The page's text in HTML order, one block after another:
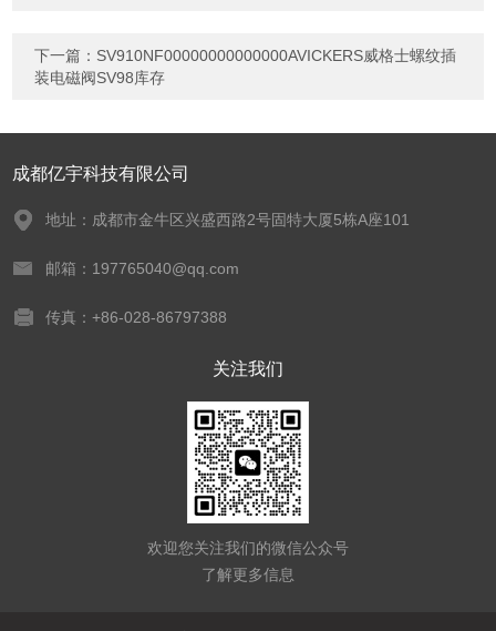
下一篇： SV910NF00000000000000AVICKERS威格士螺纹插
装电磁阀SV98库存
成都亿宇科技有限公司
地址：成都市金牛区兴盛西路2号固特大厦5栋A座101
邮箱：197765040@qq.com
传真：+86-028-86797388
关注我们
欢迎您关注我们的微信公众号
了解更多信息